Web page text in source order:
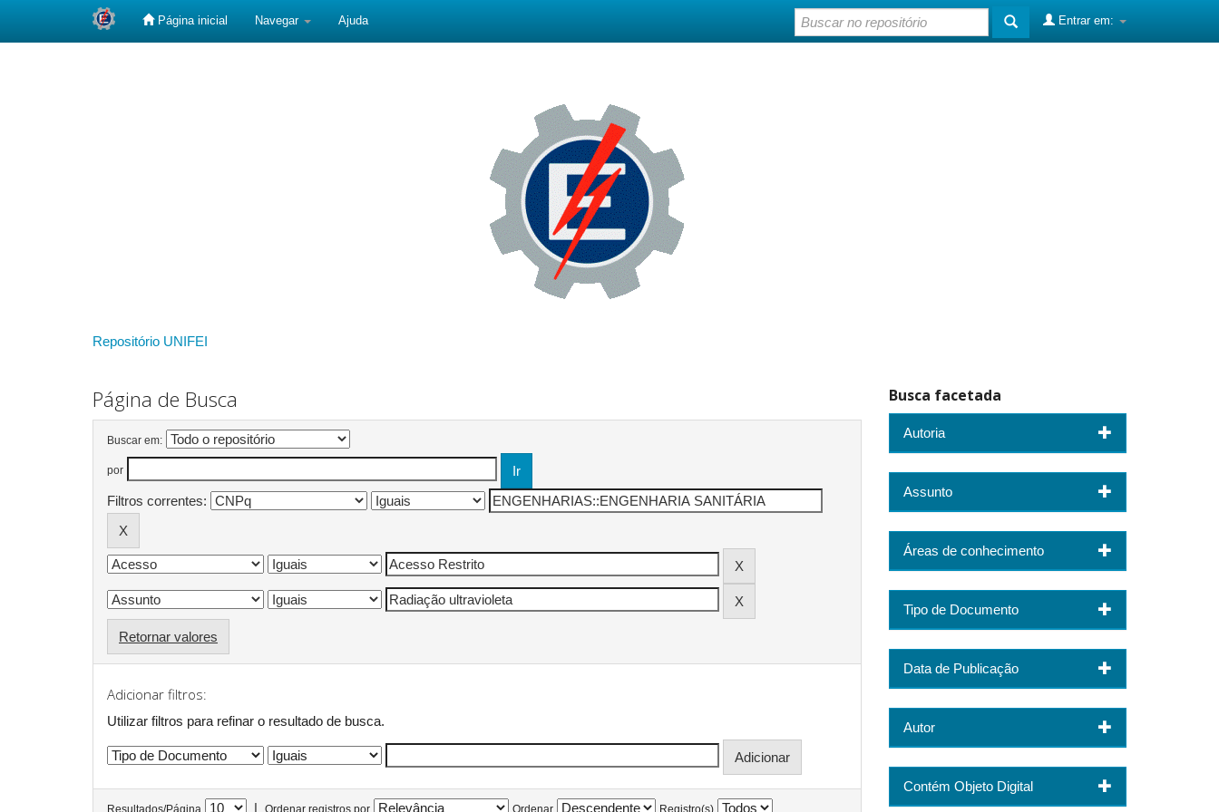
Página inicial Navegar Ajuda Entrar em:
Repositório UNIFEI
Página de Busca
Buscar em:
por
Filtros correntes:
Retornar valores
Adicionar filtros:
Utilizar filtros para refinar o resultado de busca.
Resultados/Página | Ordenar registros por Ordenar Registro(s)
Busca facetada
Autoria
Assunto
Áreas de conhecimento
Tipo de Documento
Data de Publicação
Autor
Contém Objeto Digital